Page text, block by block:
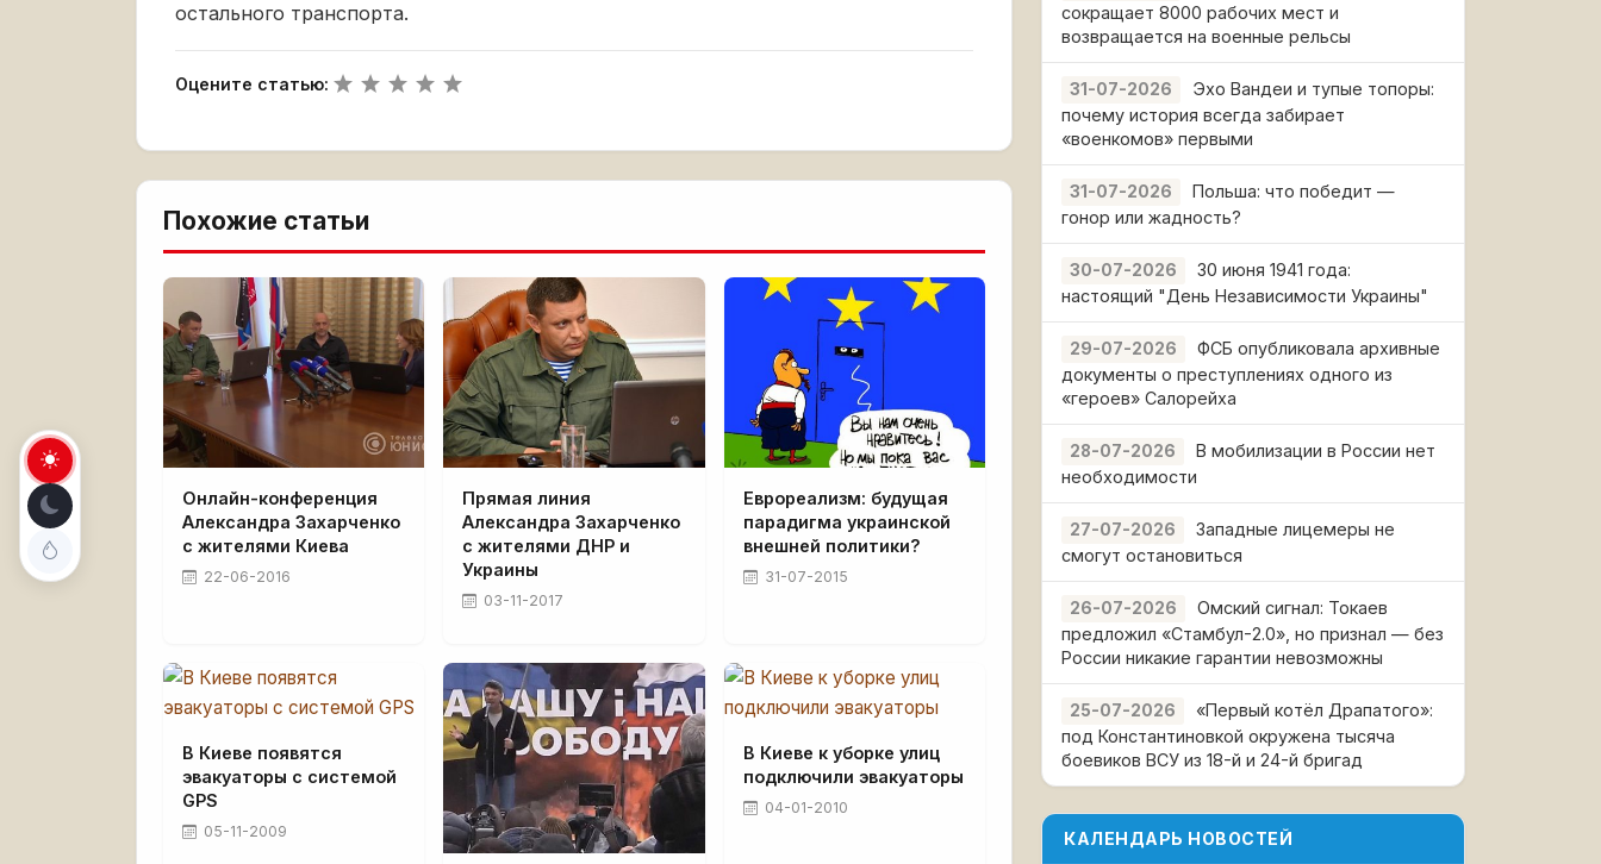
остального транспорта.
Оцените статью:
Похожие статьи
Онлайн-конференция
Александра Захарченко
с жителями Киева
22-06-2016
Прямая линия
Александра Захарченко
с жителями ДНР и
Украины
03-11-2017
Еврореализм: будущая
парадигма украинской
внешней политики?
31-07-2015
В Киеве появятся
эвакуаторы с системой
GPS
05-11-2009
В Киеве к уборке улиц
подключили эвакуаторы
04-01-2010
сокращает 8000 рабочих мест и
возвращается на военные рельсы
31-07-2026
Эхо Вандеи и тупые топоры:
почему история всегда забирает
«военкомов» первыми
31-07-2026
Польша: что победит —
гонор или жадность?
30-07-2026
30 июня 1941 года:
настоящий "День Независимости Украины"
29-07-2026
ФСБ опубликовала архивные
документы о преступлениях одного из
«героев» Салорейха
28-07-2026
В мобилизации в России нет
необходимости
27-07-2026
Западные лицемеры не
смогут остановиться
26-07-2026
Омский сигнал: Токаев
предложил «Стамбул-2.0», но признал — без
России никакие гарантии невозможны
25-07-2026
«Первый котёл Драпатого»:
под Константиновкой окружена тысяча
боевиков ВСУ из 18-й и 24-й бригад
КАЛЕНДАРЬ НОВОСТЕЙ